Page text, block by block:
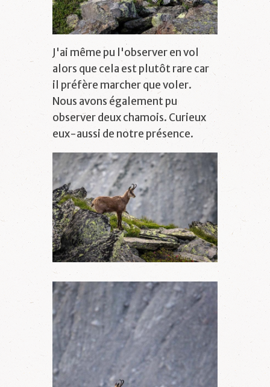
J'ai même pu l'observer en vol
alors que cela est plutôt rare car
il préfère marcher que voler.
Nous avons également pu
observer deux chamois. Curieux
eux-aussi de notre présence.